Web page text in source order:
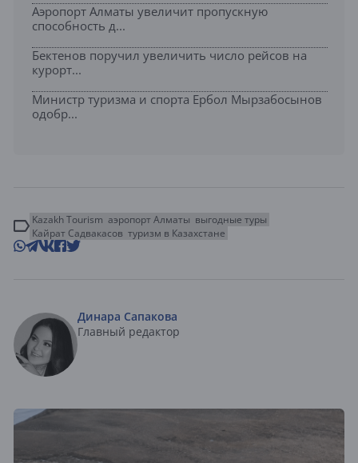
Аэропорт Алматы увеличит пропускную
способность д...
Бектенов поручил увеличить число рейсов на
курорт...
Министр туризма и спорта Ербол Мырзабосынов
одобр...
Kazakh Tourism аэропорт Алматы выгодные туры
Кайрат Садвакасов туризм в Казахстане
Динара Сапакова
Главный редактор